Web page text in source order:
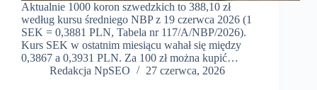
Aktualnie 1000 koron szwedzkich to 388,10 zł
według kursu średniego NBP z 19 czerwca 2026 (1
SEK = 0,3881 PLN, Tabela nr 117/A/NBP/2026).
Kurs SEK w ostatnim miesiącu wahał się między
0,3867 a 0,3931 PLN. Za 100 zł można kupić…
Redakcja NpSEO
27 czerwca, 2026